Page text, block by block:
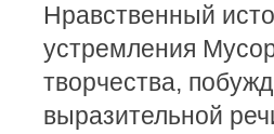
Нравственный
устремления
творчества,
выразительной